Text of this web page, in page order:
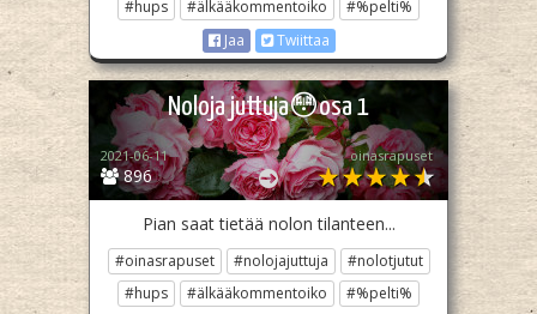
#hups
#älkääkommentoiko
#%pelti%
Jaa
Twiittaa
Noloja juttuja😳osa 1
896
2021-06-11 oinasrapuset
Pian saat tietää nolon tilanteen...
#oinasrapuset #nolojajuttuja
#nolotjutut
#hups
#älkääkommentoiko
#%pelti%